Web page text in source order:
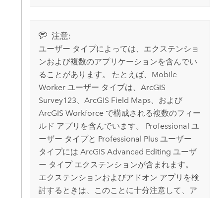
注意:
ユーザー タイプによっては、エクステンショ
ンおよび複数のアプリケーションを含んでい
ることがあります。 たとえば、 Mobile
Workerユーザー タイプは、 ArcGIS
Survey123、 ArcGIS Field Maps、および
ArcGIS Workforceで構成される複数のフィー
ルド アプリを含んでいます。 Professional ユ
ーザー タイプと Professional Plusユーザー
タイプには ArcGIS Advanced Editing ユーザ
ー タイプ エクステンションが含まれます。
エクステンションおよびアドオン アプリを検
討するときは、このことに十分注意して、ア